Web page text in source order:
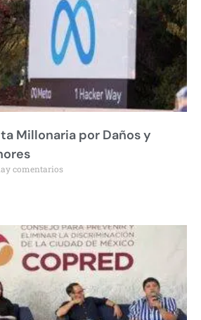
Millonaria por Daños y
comentarios